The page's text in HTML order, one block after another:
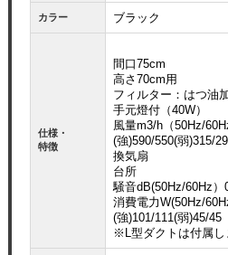
カラー ブラック
仕様・
特徴
間口75cm
高さ70cm用
フィルター：はつ油
手元燈付（40W）
風量m3/h（50Hz/
(強)590/550(弱)315/
換気扇
台所
騒音dB(50Hz/60Hz
消費電力W(50Hz/
(強)101/111(弱)45/45
※L型ダクトは付属し